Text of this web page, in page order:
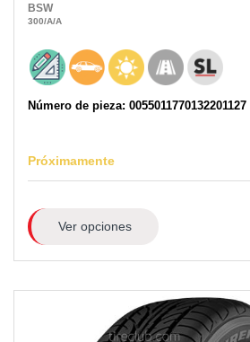
BSW
300/A/A
Número de pieza: 0055011770132201127
Próximamente
Ver opciones